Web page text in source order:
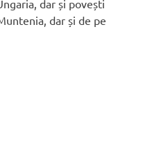
dar și povești
dar și de pe